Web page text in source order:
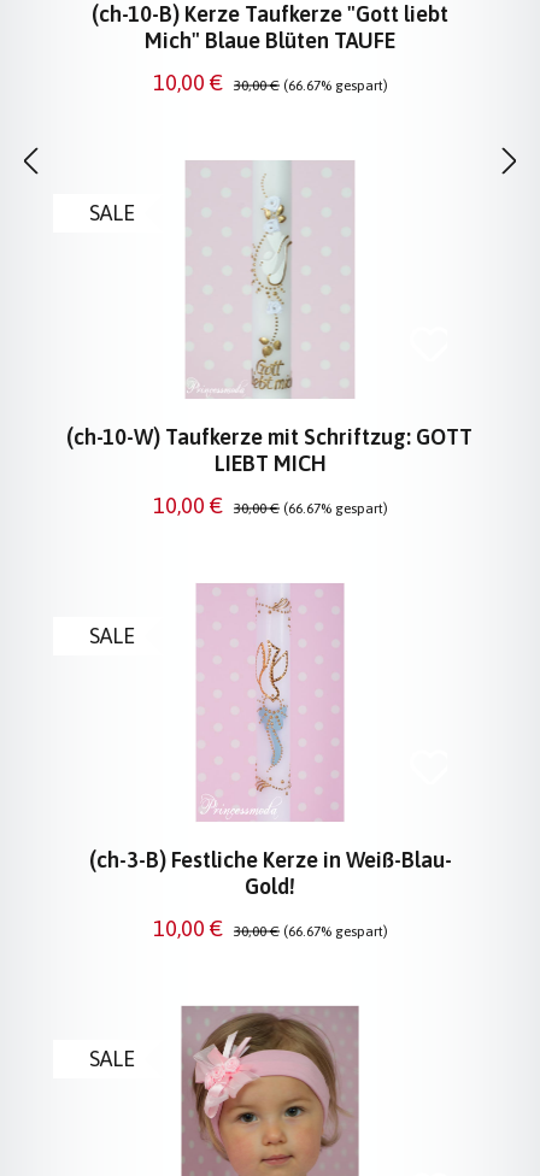
SALE
(ch-10-B) Kerze Taufkerze "Gott liebt
Mich" Blaue Blüten TAUFE
Verkaufspreis:
10,00 € Regulärer Preis:
30,00 € (66.67% gespart)
SALE
(ch-10-W) Taufkerze mit Schriftzug: GOTT
LIEBT MICH
Verkaufspreis:
10,00 € Regulärer Preis:
30,00 € (66.67% gespart)
SALE
(ch-3-B) Festliche Kerze in Weiß-Blau-
Gold!
Verkaufspreis:
10,00 € Regulärer Preis:
30,00 € (66.67% gespart)